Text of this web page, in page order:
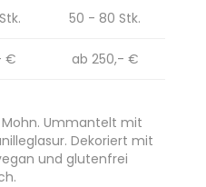
50 - 80 Stk.
€ ab 250,- €
Ummantelt mit
Dekoriert mit
und glutenfrei